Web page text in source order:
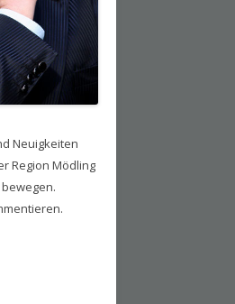
Neuigkeiten
Region Mödling